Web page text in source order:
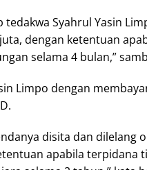
Syahrul Yasin
dengan ketentuan
selama 4 bulan,”
Limpo dengan
disita dan dilelang
apabila terpidana